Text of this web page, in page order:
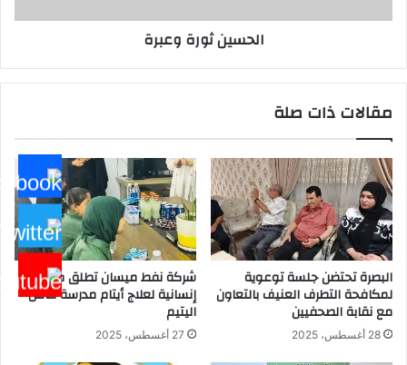
الحسين ثورة وعبرة
مقالات ذات صلة
البصرة تحتضن جلسة توعوية
لمكافحة التطرف العنيف بالتعاون
مع نقابة الصحفيين
28 أغسطس، 2025
شركة نفط ميسان تطلق مبادرة
إنسانية لعلاج أيتام مدرسة كافل
اليتيم
27 أغسطس، 2025